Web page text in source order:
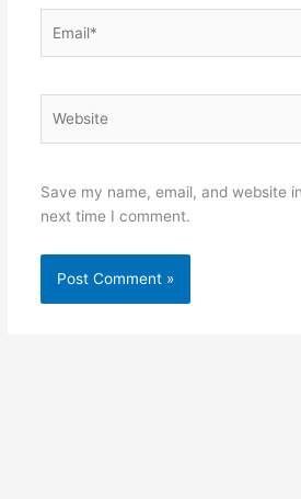
Save my name, email, and website
next time I comment.